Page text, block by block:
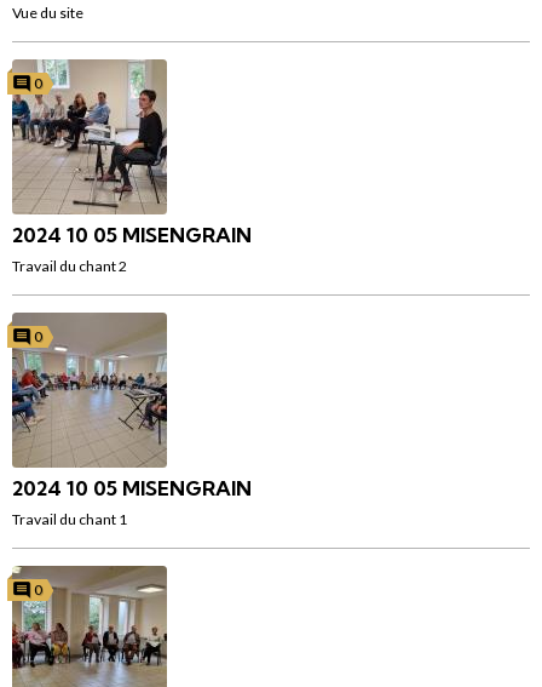
Vue du site
0
2024 10 05 MISENGRAIN
Travail du chant 2
0
2024 10 05 MISENGRAIN
Travail du chant 1
0